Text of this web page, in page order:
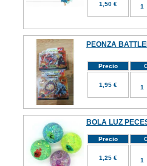
1,50 €
PEONZA
Precio
1,95 €
BOLA LUZ
Precio
1,25 €